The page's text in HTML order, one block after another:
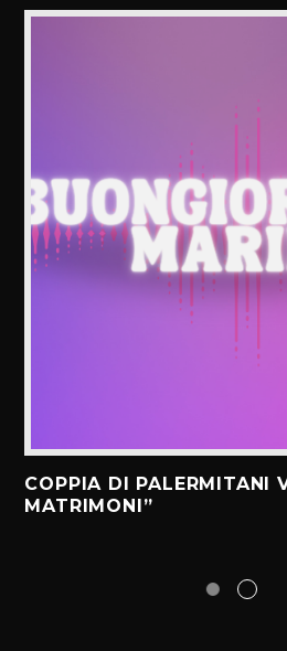
COPPIA DI PALERMITANI
MATRIMONI”